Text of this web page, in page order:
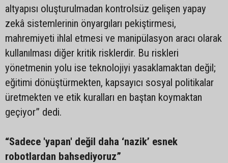
altyapısı oluşturulmadan kontrolsüz gelişen yapay
zekâ sistemlerinin önyargıları pekiştirmesi,
mahremiyeti ihlal etmesi ve manipülasyon aracı olarak
kullanılması diğer kritik risklerdir. Bu riskleri
yönetmenin yolu ise teknolojiyi yasaklamaktan değil;
eğitimi dönüştürmekten, kapsayıcı sosyal politikalar
üretmekten ve etik kuralları en baştan koymaktan
geçiyor” dedi.
“Sadece 'yapan' değil daha ‘nazik’ esnek
robotlardan bahsediyoruz”